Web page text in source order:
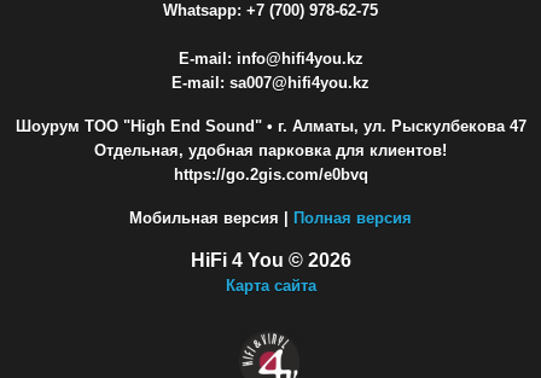
Whatsapp: +7 (700) 978-62-75
E-mail: info@hifi4you.kz
E-mail: sa007@hifi4you.kz
Шоурум ТОО "High End Sound"• г. Алматы, ул. Рыскулбекова 47
Отдельная, удобная парковка для клиентов!
https://go.2gis.com/e0bvq
Мобильная версия | Полная версия
HiFi 4 You © 2026
Карта сайта